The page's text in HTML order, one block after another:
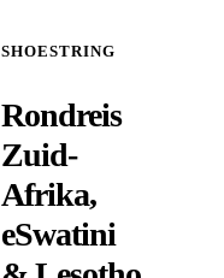
SHOESTRING
Rondreis
Zuid-
Afrika,
eSwatini